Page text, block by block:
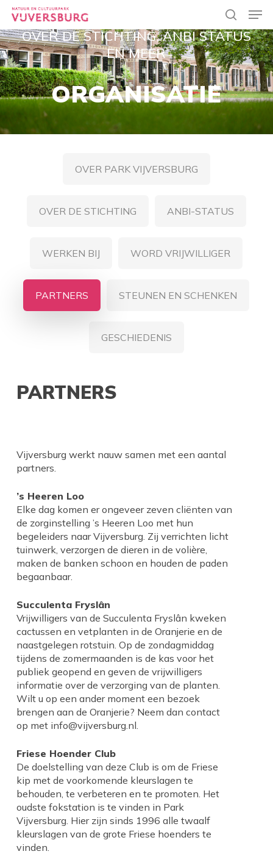
Skip
main
content
search
OVER DE STICHTING, ANBI STATUS
EN MEER
ORGANISATIE
OVER PARK VIJVERSBURG
OVER DE STICHTING ANBI-STATUS
WERKEN BIJ WORD VRIJWILLIGER
PARTNERS STEUNEN EN SCHENKEN
GESCHIEDENIS
PARTNERS
Vijversburg werkt nauw samen met een aantal
partners.
’s Heeren Loo
Elke dag komen er ongeveer zeven cliënten van
de zorginstelling ’s Heeren Loo met hun
begeleiders naar Vijversburg. Zij verrichten licht
tuinwerk, verzorgen de dieren in de volière,
maken de banken schoon en houden de paden
begaanbaar.
Succulenta Fryslân
Vrijwilligers van de Succulenta Fryslân kweken
cactussen en vetplanten in de Oranjerie en de
naastgelegen rotstuin. Op de zondagmiddag
tijdens de zomermaanden is de kas voor het
publiek geopend en geven de vrijwilligers
informatie over de verzorging van de planten.
Wilt u op een ander moment een bezoek
brengen aan de Oranjerie? Neem dan contact
op met info@vijversburg.nl.
Friese Hoender Club
De doelstelling van deze Club is om de Friese
kip met de voorkomende kleurslagen te
behouden, te verbeteren en te promoten. Het
oudste fokstation is te vinden in Park
Vijversburg. Hier zijn sinds 1996 alle twaalf
kleurslagen van de grote Friese hoenders te
vinden.
Close
Menu